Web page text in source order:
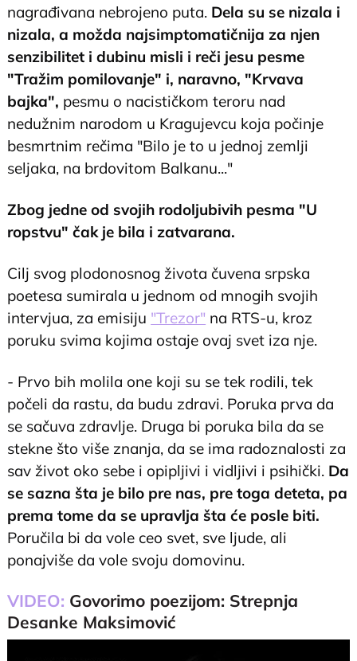
nagrađivana nebrojeno puta. Dela su se nizala i
nizala, a možda najsimptomatičnija za njen
senzibilitet i dubinu misli i reči jesu pesme
"Tražim pomilovanje" i, naravno, "Krvava
bajka", pesmu o nacističkom teroru nad
nedužnim narodom u Kragujevcu koja počinje
besmrtnim rečima "Bilo je to u jednoj zemlji
seljaka, na brdovitom Balkanu..."
Zbog jedne od svojih rodoljubivih pesma "U
ropstvu" čak je bila i zatvarana.
Cilj svog plodonosnog života čuvena srpska
poetesa sumirala u jednom od mnogih svojih
intervjua, za emisiju "Trezor" na RTS-u, kroz
poruku svima kojima ostaje ovaj svet iza nje.
- Prvo bih molila one koji su se tek rodili, tek
počeli da rastu, da budu zdravi. Poruka prva da
se sačuva zdravlje. Druga bi poruka bila da se
stekne što više znanja, da se ima radoznalosti za
sav život oko sebe i opipljivi i vidljivi i psihički. Da
se sazna šta je bilo pre nas, pre toga deteta, pa
prema tome da se upravlja šta će posle biti.
Poručila bi da vole ceo svet, sve ljude, ali
ponajviše da vole svoju domovinu.
VIDEO: Govorimo poezijom: Strepnja
Desanke Maksimović